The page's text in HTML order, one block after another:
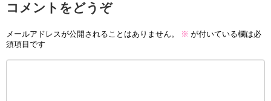
コメントをどうぞ
メールアドレスが公開されることはありません。 ※ が付いている欄は必
須項目です